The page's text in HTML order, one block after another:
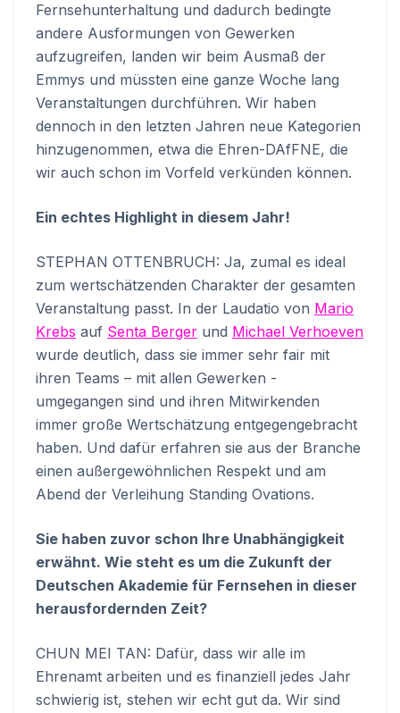
Fernsehunterhaltung und dadurch bedingte
andere Ausformungen von Gewerken
aufzugreifen, landen wir beim Ausmaß der
Emmys und müssten eine ganze Woche lang
Veranstaltungen durchführen. Wir haben
dennoch in den letzten Jahren neue Kategorien
hinzugenommen, etwa die Ehren-DAfFNE, die
wir auch schon im Vorfeld verkünden können.
Ein echtes Highlight in diesem Jahr!
STEPHAN OTTENBRUCH: Ja, zumal es ideal
zum wertschätzenden Charakter der gesamten
Veranstaltung passt. In der Laudatio von Mario
Krebs auf Senta Berger und Michael Verhoeven
wurde deutlich, dass sie immer sehr fair mit
ihren Teams – mit allen Gewerken -
umgegangen sind und ihren Mitwirkenden
immer große Wertschätzung entgegengebracht
haben. Und dafür erfahren sie aus der Branche
einen außergewöhnlichen Respekt und am
Abend der Verleihung Standing Ovations.
Sie haben zuvor schon Ihre Unabhängigkeit
erwähnt. Wie steht es um die Zukunft der
Deutschen Akademie für Fernsehen in dieser
herausfordernden Zeit?
CHUN MEI TAN: Dafür, dass wir alle im
Ehrenamt arbeiten und es finanziell jedes Jahr
schwierig ist, stehen wir echt gut da. Wir sind